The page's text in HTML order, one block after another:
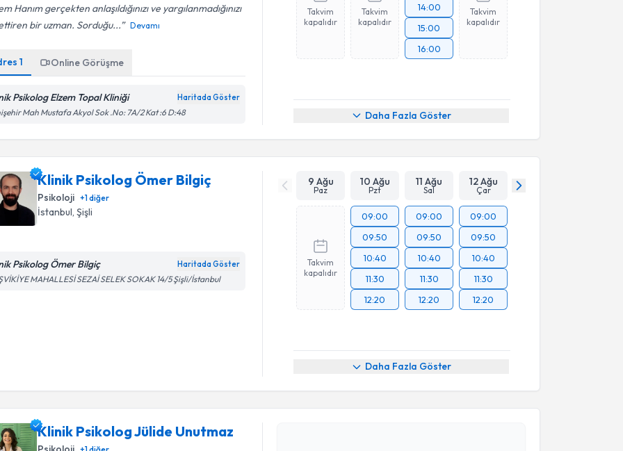
Hanım gerçekten anlaşıldığınızı ve yargılanmadığınızı
bir uzman. Sorduğu...
Devamı
1 Online Görüşme
Psikolog Elzem Topal Kliniği Haritada Göster
Mah Mustafa Akyol Sok .No: 7A/2 Kat :6 D:48
Takvim
kapalıdır
Takvim
kapalıdır
14:00
15:00
16:00
Takvim
kapalıdır
Daha Fazla Göster
Klinik Psikolog Ömer Bilgiç
Psikoloji +1diğer
İstanbul, Şişli
Psikolog Ömer Bilgiç Haritada Göster
MAHALLESİ SEZAİ SELEK SOKAK 14/5 Şişli/İstanbul
9 Ağu
Paz
10 Ağu
Pzt
11 Ağu
Sal
12 Ağu
Çar
Takvim
kapalıdır
09:00
09:50
10:40
11:30
12:20
09:00
09:50
10:40
11:30
12:20
09:00
09:50
10:40
11:30
12:20
Daha Fazla Göster
Klinik Psikolog Jülide Unutmaz
+1diğer